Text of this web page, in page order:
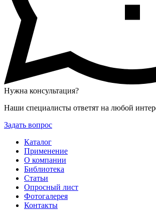
Нужна консультация?
Наши специалисты ответят на любой
Задать вопрос
Каталог
Применение
О компании
Библиотека
Статьи
Опросный лист
Фотогалерея
Контакты